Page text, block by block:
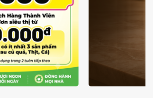
TỪ 6/8 - 31/10
ƯU